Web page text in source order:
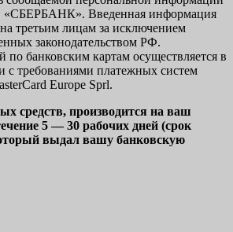
«СБЕРБАНК». Введенная информация
третьим лицам за исключением
законодательством РФ.
по банковским картам осуществляется в
с требованиями платежных систем
Europe Sprl.
средств, производится на ваш
5 — 30 рабочих дней (срок
выдал вашу банковскую